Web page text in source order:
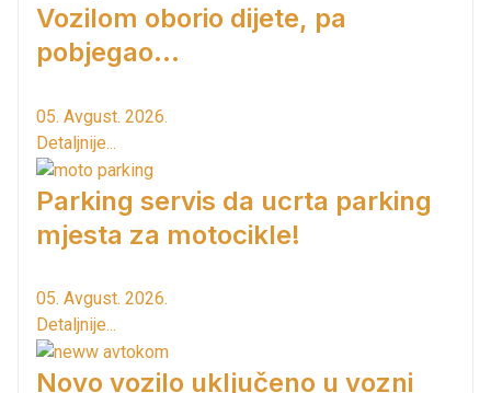
Vozilom oborio dijete, pa
pobjegao...
05. Avgust. 2026.
Detaljnije...
Parking servis da ucrta parking
mjesta za motocikle!
05. Avgust. 2026.
Detaljnije...
Novo vozilo uključeno u vozni